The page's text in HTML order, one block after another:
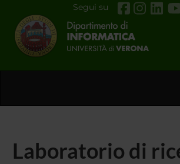
Segui su
Laboratorio di